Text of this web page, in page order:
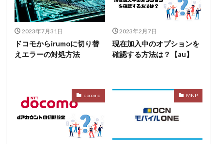
2023年7月31日
ドコモからirumoに切り替
えエラーの対処方法
2023年2月7日
現在加入中のオプションを
確認する方法は？【au】
docomo MNP